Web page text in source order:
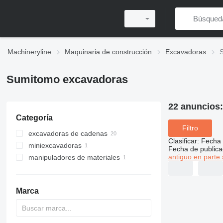
Machineryline Maquinaria de construcción Excavadoras
Sumitomo excavadoras
Categoría
excavadoras de cadenas
miniexcavadoras
manipuladores de materiales
Marca
22 anuncios:
Filtro
Clasificar: Fecha
Fecha de
antiguo en parte